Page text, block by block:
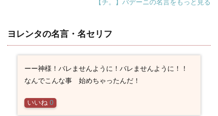
ヨレンタの名言・名セリフ
ーー神様！バレませんように！バレませんように！！
なんでこんな事 始めちゃったんだ！
いいね 0